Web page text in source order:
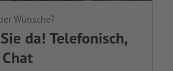
Wünsche?
da! Telefonisch,